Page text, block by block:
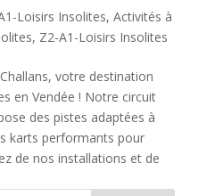
Loisirs Insolites, Activités à
, Z2-A1-Loisirs Insolites
votre destination
en Vendée ! Notre circuit
des pistes adaptées à
karts performants pour
de nos installations et de